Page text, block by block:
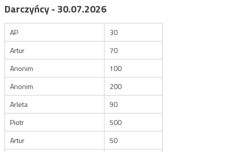
Darczyńcy - 30.07.2026
AP
30
Artur
70
Anonim
100
Anonim
200
Arleta
90
Piotr
500
Artur
50